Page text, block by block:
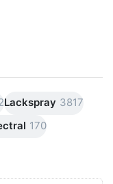
Lackspray 3817
170